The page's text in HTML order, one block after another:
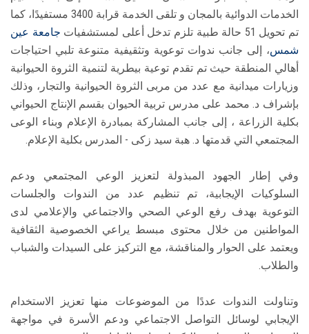
الخدمات الدوائية بالمجان و تلقى الخدمة قرابة 3400 مستفيدًا، كما
تم تحويل 51 حالة طبية تلزم تدخل أعلى لمستشفيات
جامعة عين
شمس، إلى جانب ندوات توعوية وتثقيفية متنوعة تلبي احتياجات
أهالي المنطقة حيث تم تقدم توعية بيطرية لتنمية الثروة الحيوانية
وزيارات ميدانية مع عدد من مربى الثروة الحيوانية والتجار، وذلك
بإشراف د. محمد على مدرس تربية الحيوان بقسم الإنتاج الحيواني
بكلية الزراعة ، إلى جانب المشاركة بمبادرة الإعلام وبناء الوعى
المجتمعي التي قدمتها د. هبة سيد زكى - المدرس بكلية الإعلام.
وفي إطار الجهود المبذولة لتعزيز الوعي المجتمعي ودعم
السلوكيات الإيجابية، تم تنظيم عدد من الندوات والجلسات
التوعوية بهدف رفع الوعي الصحي والاجتماعي والإعلامي لدى
المواطنين من خلال محتوى مبسط يراعي الخصوصية الثقافية
ويعتمد على الحوار والمناقشة، مع التركيز على السيدات والشباب
والطلاب.
وتناولت الندوات عددًا من الموضوعات منها تعزيز الاستخدام
الإيجابي لوسائل التواصل الاجتماعي ودعم الأسرة في مواجهة